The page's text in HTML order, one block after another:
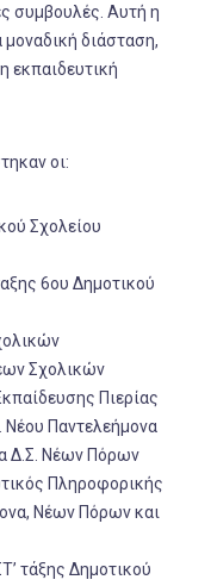
συμβουλές. Αυτή η
διάσταση,
εκπαιδευτική
οι:
Σχολείου
6ου Δημοτικού
Σχολικών
Πιερίας
Νέου Παντελεήμονα
Δ.Σ. Νέων Πόρων
Πληροφορικής
Νέων Πόρων και
τάξης Δημοτικού